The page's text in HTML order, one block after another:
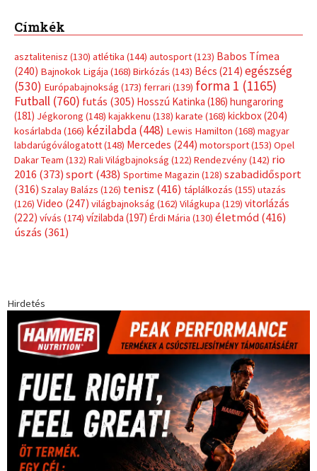
Címkék
asztalitenisz (130) atlétika (144) autosport(123) Babos Tímea
(240) Bajnokok Ligája (168) Birkózás (143) Bécs (214) egészség
(530) Európabajnokság (173) ferrari (139) forma 1 (1165)
Futball (760) futás (305) Hosszú Katinka (186) hungaroring
(181) Jégkorong (148) kajakkenu (138) karate (168) kickbox(204)
kosárlabda (166) kézilabda(448) Lewis Hamilton (168) magyar
labdarúgóválogatott(148) Mercedes (244) motorsport(153) Opel
Dakar Team (132) Rali Világbajnokság (122) Rendezvény(142) rio
2016 (373) sport(438) Sportime Magazin (128) szabadidősport
(316) Szalay Balázs (126) tenisz (416) táplálkozás (155) utazás
(126) Video (247) világbajnokság (162) Világkupa (129) vitorlázás
(222) vívás (174) vízilabda (197) Érdi Mária (130) életmód(416)
úszás (361)
Hirdetés